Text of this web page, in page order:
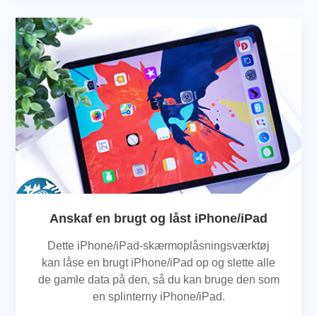
Anskaf en brugt og låst iPhone/iPad
Dette iPhone/iPad-skærmoplåsningsværktøj
kan låse en brugt iPhone/iPad op og slette alle
de gamle data på den, så du kan bruge den som
en splinterny iPhone/iPad.